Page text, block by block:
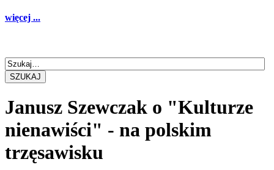
więcej ...
SZUKAJ
Janusz Szewczak o "Kulturze
nienawiści" - na polskim
trzęsawisku